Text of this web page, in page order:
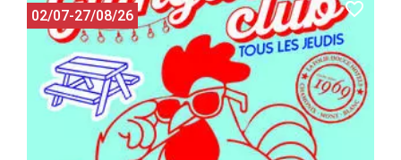
02/07-27/08/26